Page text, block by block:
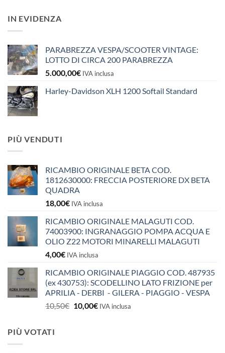
IN EVIDENZA
PARABREZZA VESPA/SCOOTER VINTAGE:
LOTTO DI CIRCA 200 PARABREZZA
5.000,00€ IVA inclusa
Harley-Davidson XLH 1200 Softail Standard
PIÙ VENDUTI
RICAMBIO ORIGINALE BETA COD.
1812630000: FRECCIA POSTERIORE DX BETA
QUADRA
18,00€ IVA inclusa
RICAMBIO ORIGINALE MALAGUTI COD.
74003900: INGRANAGGIO POMPA ACQUA E
OLIO Z22 MOTORI MINARELLI MALAGUTI
4,00€ IVA inclusa
RICAMBIO ORIGINALE PIAGGIO COD. 487935
(ex 430753): SCODELLINO LATO FRIZIONE per
APRILIA - DERBI - GILERA - PIAGGIO - VESPA
10,50€ Il
10,00€IlIVA inclusa
PIÙ VOTATI